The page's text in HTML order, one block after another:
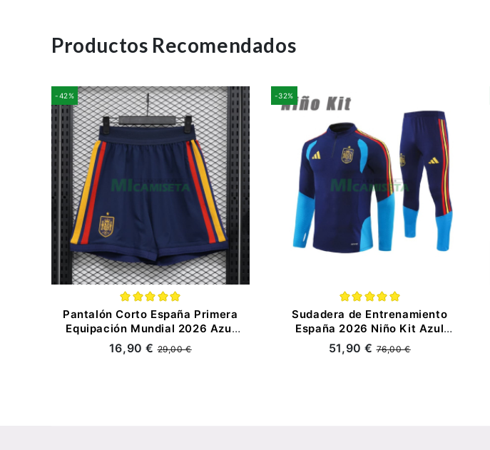
Productos Recomendados
-42%
Pantalón Corto España Primera
Equipación Mundial 2026 Azul
(EDICIÓN JUGADOR)
16,90 €29,00 €
-32%
Sudadera de Entrenamiento
España 2026 Niño Kit Azul
Oscuro
51,90 €76,00 €